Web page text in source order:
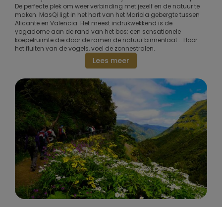
De perfecte plek om weer verbinding met jezelf en de natuur te
maken. MasQi ligt in het hart van het Mariola gebergte tussen
Alicante en Valencia. Het meest indrukwekkend is de
yogadome aan de rand van het bos: een sensationele
koepelruimte die door de ramen de natuur binnenlaat... Hoor
het fluiten van de vogels, voel de zonnestralen.
Lees meer